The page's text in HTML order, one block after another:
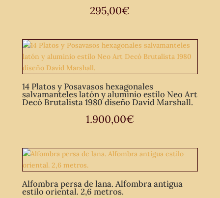
295,00€
14 Platos y Posavasos hexagonales
salvamanteles latón y aluminio estilo Neo Art
Decó Brutalista 1980 diseño David Marshall.
1.900,00€
Alfombra persa de lana. Alfombra antigua
estilo oriental. 2,6 metros.